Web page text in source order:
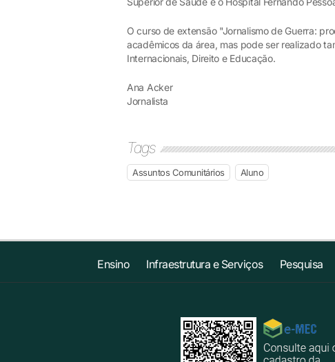
O curso de extensão "Jornalismo de Guerra:
acadêmicos da área, mas pode ser realizado
Internacionais, Direito e Educação.
Ana Acker
Jornalista
Tags
Assuntos Comunitários Aluno
Ensino Infraestrutura e Serviços Pesquisa